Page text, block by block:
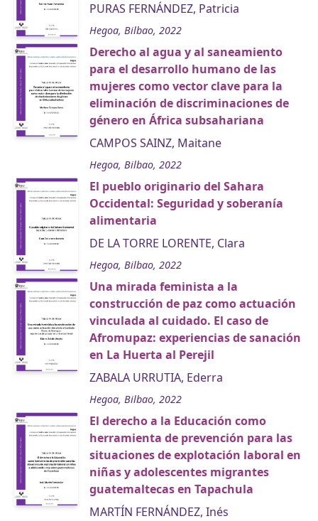
PURAS FERNÁNDEZ, Patricia
Hegoa, Bilbao, 2022
Derecho al agua y al saneamiento
para el desarrollo humano de las
mujeres como vector clave para la
eliminación de discriminaciones de
género en África subsahariana
CAMPOS SAINZ, Maitane
Hegoa, Bilbao, 2022
El pueblo originario del Sahara
Occidental: Seguridad y soberanía
alimentaria
DE LA TORRE LORENTE, Clara
Hegoa, Bilbao, 2022
Una mirada feminista a la
construcción de paz como actuación
vinculada al cuidado. El caso de
Afromupaz: experiencias de sanación
en La Huerta al Perejil
ZABALA URRUTIA, Ederra
Hegoa, Bilbao, 2022
El derecho a la Educación como
herramienta de prevención para las
situaciones de explotación laboral en
niñas y adolescentes migrantes
guatemaltecas en Tapachula
MARTÍN FERNÁNDEZ, Inés